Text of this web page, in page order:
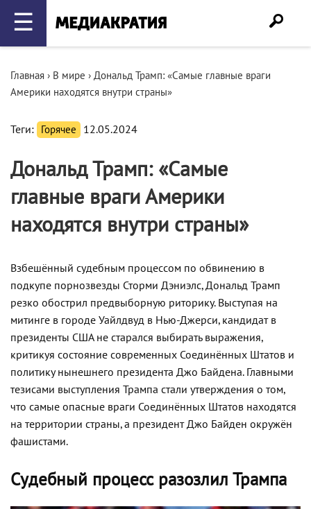
☰
Главная › В мире › Дональд Трамп: «Самые главные враги
Америки находятся внутри страны»
Теги: Горячее 12.05.2024
Дональд Трамп: «Самые
главные враги Америки
находятся внутри страны»
Взбешённый судебным процессом по обвинению в
подкупе порнозвезды Сторми Дэниэлс, Дональд Трамп
резко обострил предвыборную риторику. Выступая на
митинге в городе Уайлдвуд в Нью-Джерси, кандидат в
президенты США не старался выбирать выражения,
критикуя состояние современных Соединённых Штатов и
политику нынешнего президента Джо Байдена. Главными
тезисами выступления Трампа стали утверждения о том,
что самые опасные враги Соединённых Штатов находятся
на территории страны, а президент Джо Байден окружён
фашистами.
Судебный процесс разозлил Трампа